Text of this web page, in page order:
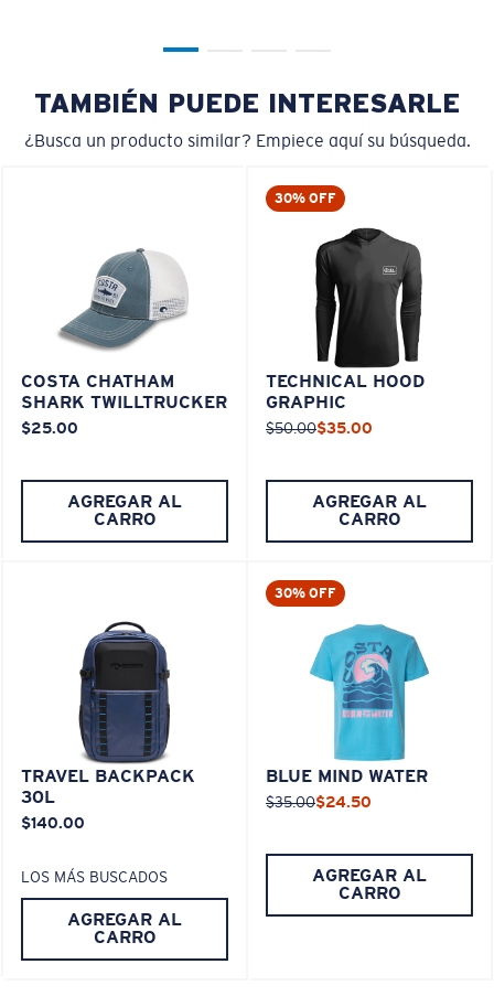
TAMBIÉN PUEDE INTERESARLE
¿Busca un producto similar? Empiece aquí su búsqueda.
COSTA CHATHAM
SHARK TWILLTRUCKER
$25.00
AGREGAR AL
CARRO
30% OFF
TECHNICAL HOOD
GRAPHIC
$50.00$35.00
AGREGAR AL
CARRO
TRAVEL BACKPACK
30L
$140.00
LOS MÁS BUSCADOS
AGREGAR AL
CARRO
30% OFF
BLUE MIND WATER
$35.00$24.50
AGREGAR AL
CARRO